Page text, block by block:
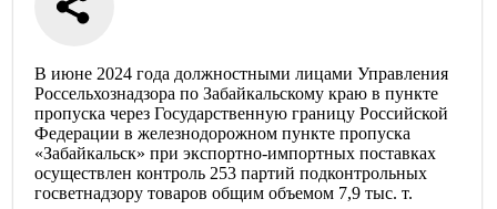
В июне 2024 года должностными лицами Управления
Россельхознадзора по Забайкальскому краю в пункте
пропуска через Государственную границу Российской
Федерации в железнодорожном пункте пропуска
«Забайкальск» при экспортно-импортных поставках
осуществлен контроль 253 партий подконтрольных
госветнадзору товаров общим объемом 7,9 тыс. т.